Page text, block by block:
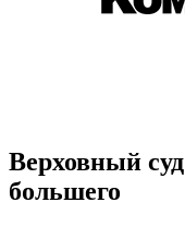
Верховный
большего